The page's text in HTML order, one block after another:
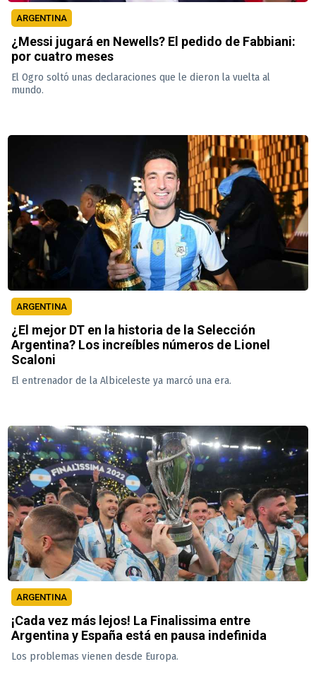
ARGENTINA
¿Messi jugará en Newells? El pedido de Fabbiani:
por cuatro meses
El Ogro soltó unas declaraciones que le dieron la vuelta al
mundo.
ARGENTINA
¿El mejor DT en la historia de la Selección
Argentina? Los increíbles números de Lionel
Scaloni
El entrenador de la Albiceleste ya marcó una era.
ARGENTINA
¡Cada vez más lejos! La Finalissima entre
Argentina y España está en pausa indefinida
Los problemas vienen desde Europa.